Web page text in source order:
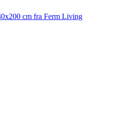
cm fra Ferm Living